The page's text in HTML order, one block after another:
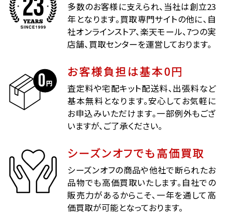
多数のお客様に支えられ、当社は創立23
年となります。買取専門サイトの他に、自
社オンラインストア、楽天モール、7つの実
店舗、買取センターを運営しております。
お客様負担は基本0円
査定料や宅配キット配送料、出張料など
基本無料となります。安心してお気軽に
お申込みいただけます。一部例外もござ
いますが、ご了承ください。
シーズンオフでも高価買取
シーズンオフの商品や他社で断られたお
品物でも高価買取いたします。自社での
販売力があるからこそ、一年を通して高
価買取が可能となっております。